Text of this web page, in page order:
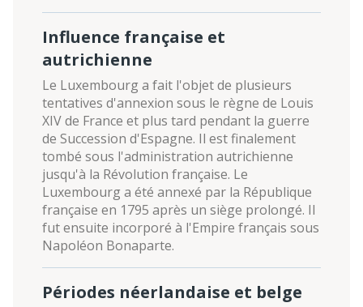
Influence française et
autrichienne
Le Luxembourg a fait l'objet de plusieurs
tentatives d'annexion sous le règne de Louis
XIV de France et plus tard pendant la guerre
de Succession d'Espagne. Il est finalement
tombé sous l'administration autrichienne
jusqu'à la Révolution française. Le
Luxembourg a été annexé par la République
française en 1795 après un siège prolongé. Il
fut ensuite incorporé à l'Empire français sous
Napoléon Bonaparte.
Périodes néerlandaise et belge